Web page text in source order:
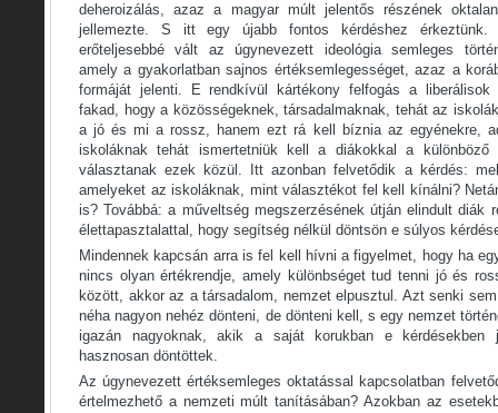
deheroizálás, azaz a magyar múlt jelentős részének
jellemezte. S itt egy újabb fontos kérdéshez érkeztünk.
erőteljesebbé vált az úgynevezett ideológia semleges
amely a gyakorlatban sajnos értéksemlegességet, azaz a
formáját jelenti. E rendkívül kártékony felfogás a liberálisok
fakad, hogy a közösségeknek, társadalmaknak, tehát az
a jó és mi a rossz, hanem ezt rá kell bíznia az egyénekre,
iskoláknak tehát ismertetniük kell a diákokkal a
választanak ezek közül. Itt azonban felvetődik a kérdés:
amelyeket az iskoláknak, mint választékot fel kell kínálni?
is? Továbbá: a műveltség megszerzésének útján elindult diák
élettapasztalattal, hogy segítség nélkül döntsön e súlyos
Mindennek kapcsán arra is fel kell hívni a figyelmet, hogy ha
nincs olyan értékrendje, amely különbséget tud tenni jó és
között, akkor az a társadalom, nemzet elpusztul. Azt senki
néha nagyon nehéz dönteni, de dönteni kell, s egy nemzet
igazán nagyoknak, akik a saját korukban e kérdésekben
hasznosan döntöttek.
Az úgynevezett értéksemleges oktatással kapcsolatban
értelmezhető a nemzeti múlt tanításában? Azokban az